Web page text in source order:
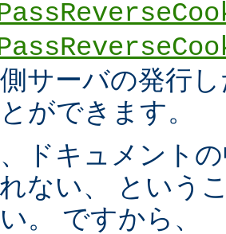
サーバの発行
ができます。
ドキュメント
ない、 という
。 ですから、